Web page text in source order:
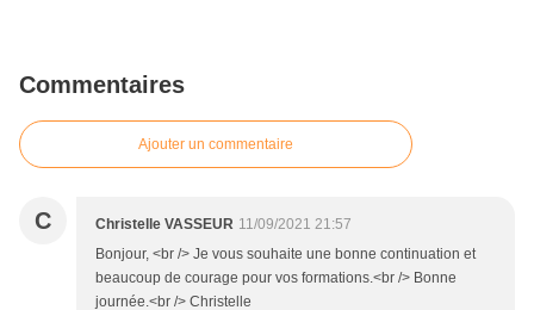
Commentaires
Ajouter un commentaire
C Christelle VASSEUR 11/09/2021 21:57
Bonjour, <br /> Je vous souhaite une bonne continuation et
beaucoup de courage pour vos formations.<br /> Bonne
journée.<br /> Christelle